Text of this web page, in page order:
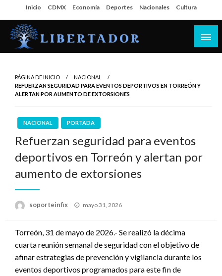
al
contenido
Inicio CDMX Economía Deportes Nacionales Cultura
PÁGINA DE INICIO
NACIONAL
REFUERZAN SEGURIDAD PARA EVENTOS DEPORTIVOS EN TORREÓN Y
ALERTAN POR AUMENTO DE EXTORSIONES
NACIONAL PORTADA
Refuerzan seguridad para eventos
deportivos en Torreón y alertan por
aumento de extorsiones
soporteinfix
Publicado
mayo 31, 2026
Torreón, 31 de mayo de 2026.- Se realizó la décima
cuarta reunión semanal de seguridad con el objetivo de
afinar estrategias de prevención y vigilancia durante los
eventos deportivos programados para este fin de